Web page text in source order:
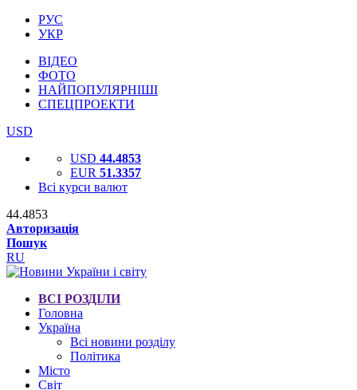
РУС
УКР
ВІДЕО
ФОТО
НАЙПОПУЛЯРНІШІ
СПЕЦПРОЕКТИ
USD
USD 44.4853
EUR 51.3357
Всі курси валют
44.4853
Авторизація
Пошук
RU
ВСІ РОЗДІЛИ
Головна
Україна
Всі новини розділу
Політика
Місто
Світ